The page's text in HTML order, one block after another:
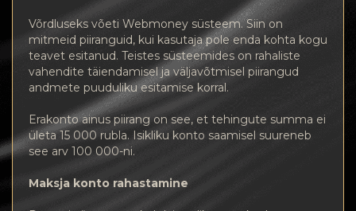
Võrdluseks võeti Webmoney süsteem. Siin on
mitmeid piiranguid, kui kasutaja pole enda kohta kogu
teavet esitanud. Teistes süsteemides on rahaliste
vahendite täiendamisel ja väljavõtmisel piirangud
andmete puuduliku esitamise korral.
Erakonto ainus piirang on see, et tehingute summa ei
ületa 15 000 rubla. Isikliku konto saamisel suureneb
see arv 100 000-ni.
Maksja konto rahastamine